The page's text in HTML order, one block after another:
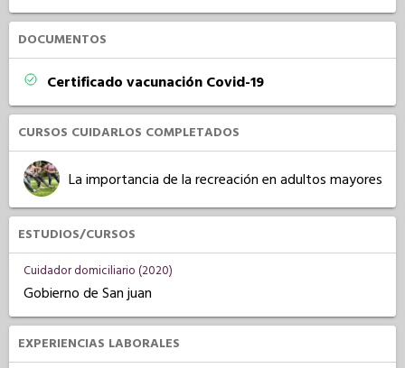
DOCUMENTOS
Certificado vacunación Covid-19
CURSOS CUIDARLOS COMPLETADOS
La importancia de la recreación en adultos mayores
ESTUDIOS/CURSOS
Cuidador domiciliario (2020)
Gobierno de San juan
EXPERIENCIAS LABORALES